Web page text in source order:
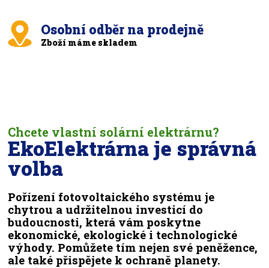
Osobní odběr na prodejně
Zboží máme skladem
Chcete vlastní solární elektrárnu?
EkoElektrárna je správná
volba
Pořízení fotovoltaického systému je
chytrou a udržitelnou investicí do
budoucnosti, která vám poskytne
ekonomické, ekologické i technologické
výhody. Pomůžete tím nejen své peněžence,
ale také přispějete k ochraně planety.